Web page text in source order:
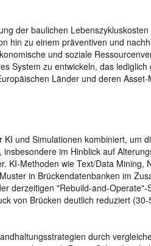
der baulichen
hin zu einem präventiven und
und soziale
System zu entwickeln, das lediglich
Länder und deren Asset-
und Simulationen kombiniert, um
im Hinblick auf
KI-Methoden wie Text/Data Mining,
in Brückendatenbanken im
derzeitigen "Rebuild-and-Operate"-
von Brücken deutlich reduziert
durch